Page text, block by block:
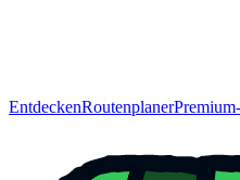
EntdeckenRoutenplaner